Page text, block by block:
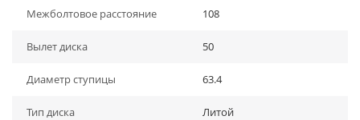
Межболтовое расстояние 108
Вылет диска 50
Диаметр ступицы 63.4
Тип диска Литой